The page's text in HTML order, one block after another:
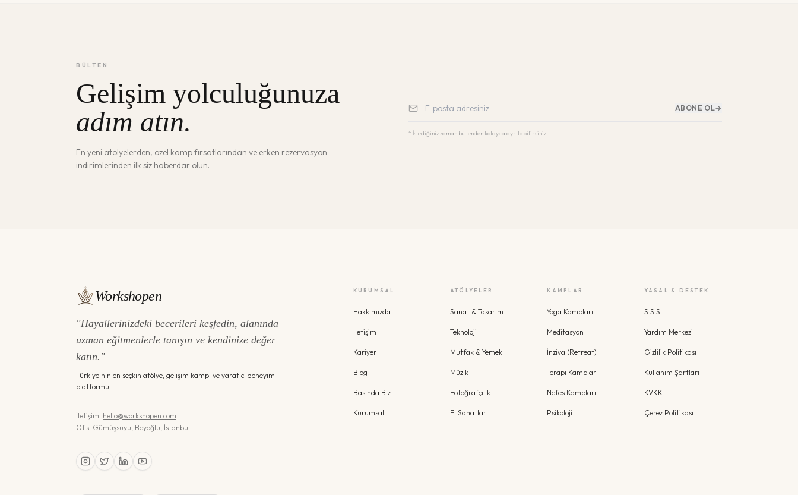
BÜLTEN
Gelişim yolculuğunuza
adım atın.
En yeni atölyelerden, özel kamp fırsatlarından ve erken rezervasyon
indirimlerinden ilk siz haberdar olun.
ABONE OL→
* İstediğiniz zaman bültenden kolayca ayrılabilirsiniz.
Workshopen
"Hayallerinizdeki becerileri keşfedin, alanında
uzman eğitmenlerle tanışın ve kendinize değer
katın."
Türkiye'nin en seçkin atölye, gelişim kampı ve yaratıcı deneyim
platformu.
İletişim: hello@workshopen.com
Ofis: Gümüşsuyu, Beyoğlu, İstanbul
KURUMSAL
Hakkımızda
İletişim
Kariyer
Blog
Basında Biz
Kurumsal
ATÖLYELER
Sanat & Tasarım
Teknoloji
Mutfak & Yemek
Müzik
Fotoğrafçılık
El Sanatları
KAMPLAR
Yoga Kampları
Meditasyon
İnziva (Retreat)
Terapi Kampları
Nefes Kampları
Psikoloji
YASAL & DESTEK
S.S.S.
Yardım Merkezi
Gizlilik Politikası
Kullanım Şartları
KVKK
Çerez Politikası